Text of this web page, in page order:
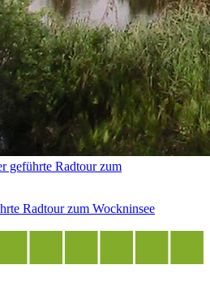
geführte Radtour zum
Radtour zum Wockninsee